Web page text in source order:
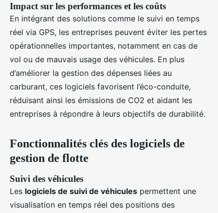
Impact sur les performances et les coûts
En intégrant des solutions comme le suivi en temps
réel via GPS, les entreprises peuvent éviter les pertes
opérationnelles importantes, notamment en cas de
vol ou de mauvais usage des véhicules. En plus
d’améliorer la gestion des dépenses liées au
carburant, ces logiciels favorisent l’éco-conduite,
réduisant ainsi les émissions de CO2 et aidant les
entreprises à répondre à leurs objectifs de durabilité.
Fonctionnalités clés des logiciels de
gestion de flotte
Suivi des véhicules
Les logiciels de suivi de véhicules permettent une
visualisation en temps réel des positions des